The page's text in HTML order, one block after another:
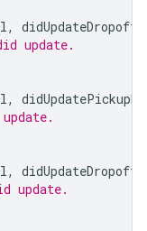
,
update.
,
,
update.